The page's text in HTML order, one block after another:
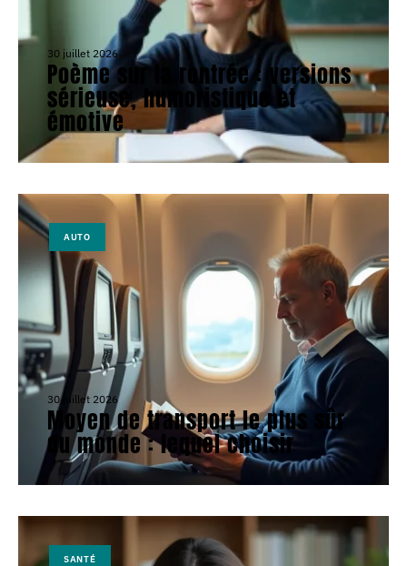
30 juillet 2026
Poème sur la rentrée : versions
sérieuse, humoristique et
émotive
AUTO
30 juillet 2026
Moyen de transport le plus sûr
du monde : lequel choisir
SANTÉ